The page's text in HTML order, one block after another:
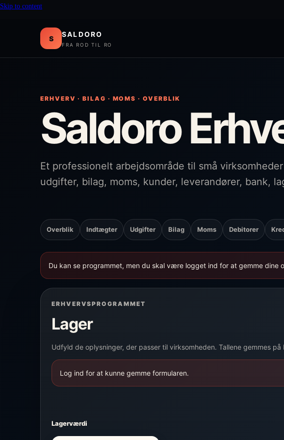
Skip to content
S
SALDORO
FRA ROD TIL RO
ERHVERV · BILAG · MOMS · OVERBLIK
Saldoro
Et professionelt arbejdsområde til små
udgifter, bilag, moms, kunder, leverandører, bank,
Overblik Indtægter Udgifter Bilag Moms Debitorer
Du kan se programmet, men du skal være logget ind for at gemme dine
ERHVERVSPROGRAMMET
Lager
Udfyld de oplysninger, der passer til virksomheden. Tallene gemmes
Log ind for at kunne gemme formularen.
Lagerværdi